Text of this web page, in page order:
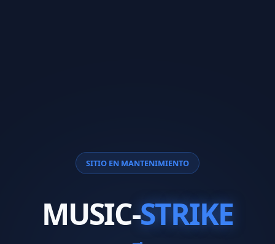
SITIO EN MANTENIMIENTO
MUSIC-STRIKE